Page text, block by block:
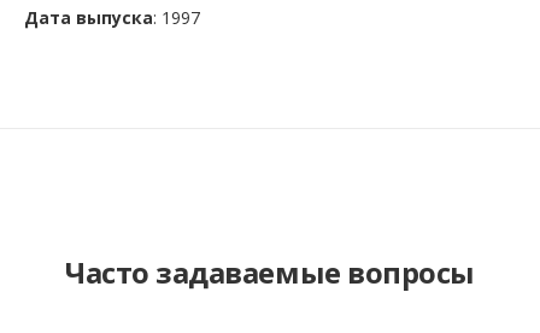
Дата выпуска: 1997
Часто задаваемые вопросы